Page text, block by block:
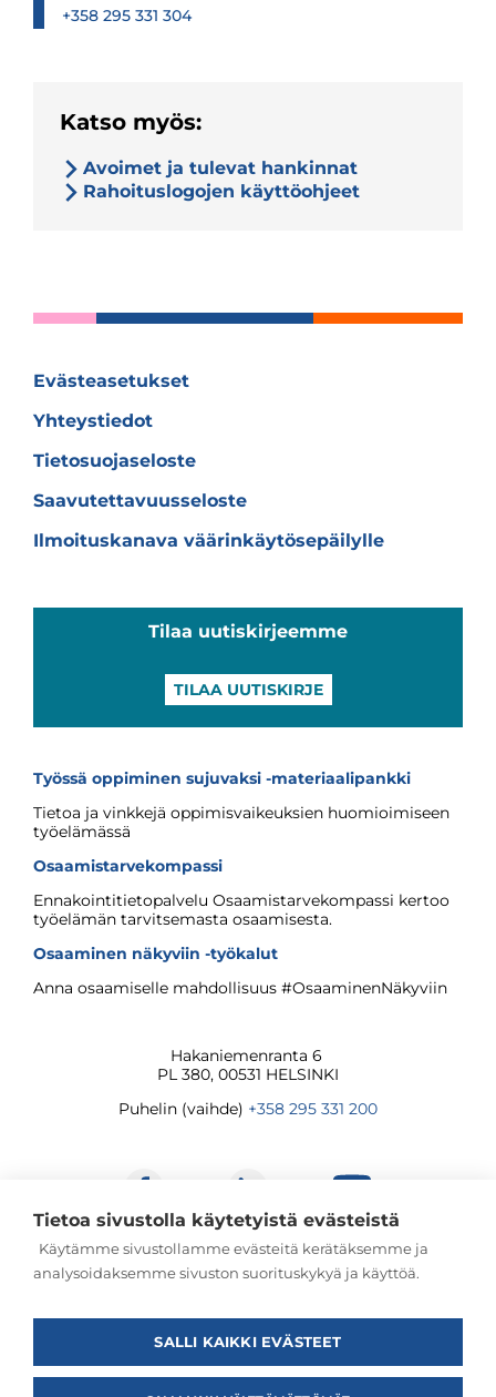
+358 295 331 304
Katso myös:
Avoimet ja tulevat hankinnat
Rahoituslogojen käyttöohjeet
Evästeasetukset
Yhteystiedot
Tietosuojaseloste
Saavutettavuusseloste
Ilmoituskanava väärinkäytösepäilylle
Tilaa uutiskirjeemme
TILAA UUTISKIRJE
Työssä oppiminen sujuvaksi -materiaalipankki
Tietoa ja vinkkejä oppimisvaikeuksien huomioimiseen
työelämässä
Osaamistarvekompassi
Ennakointitietopalvelu Osaamistarvekompassi kertoo
työelämän tarvitsemasta osaamisesta.
Osaaminen näkyviin -työkalut
Anna osaamiselle mahdollisuus #OsaaminenNäkyviin
Hakaniemenranta 6
PL 380, 00531 HELSINKI
Puhelin (vaihde) +358 295 331 200
Tietoa sivustolla käytetyistä evästeistä
Käytämme sivustollamme evästeitä kerätäksemme ja
analysoidaksemme sivuston suorituskykyä ja käyttöä.
SALLI KAIKKI EVÄSTEET